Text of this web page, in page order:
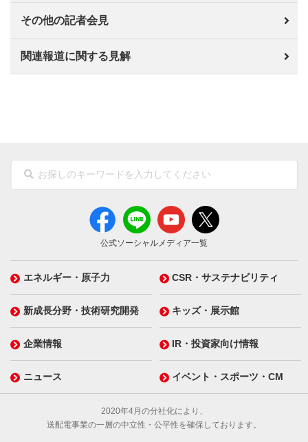
その他の記者会見
関連報道に関する見解
公式ソーシャルメディア一覧
エネルギー・原子力 CSR・サステナビリティ
新成長分野・技術研究開発 キッズ・展示館
企業情報 IR・投資家向け情報
ニュース イベント・スポーツ・CM
2020年4月の分社化により、
送配電事業の一層の中立性・公平性を確保しております。